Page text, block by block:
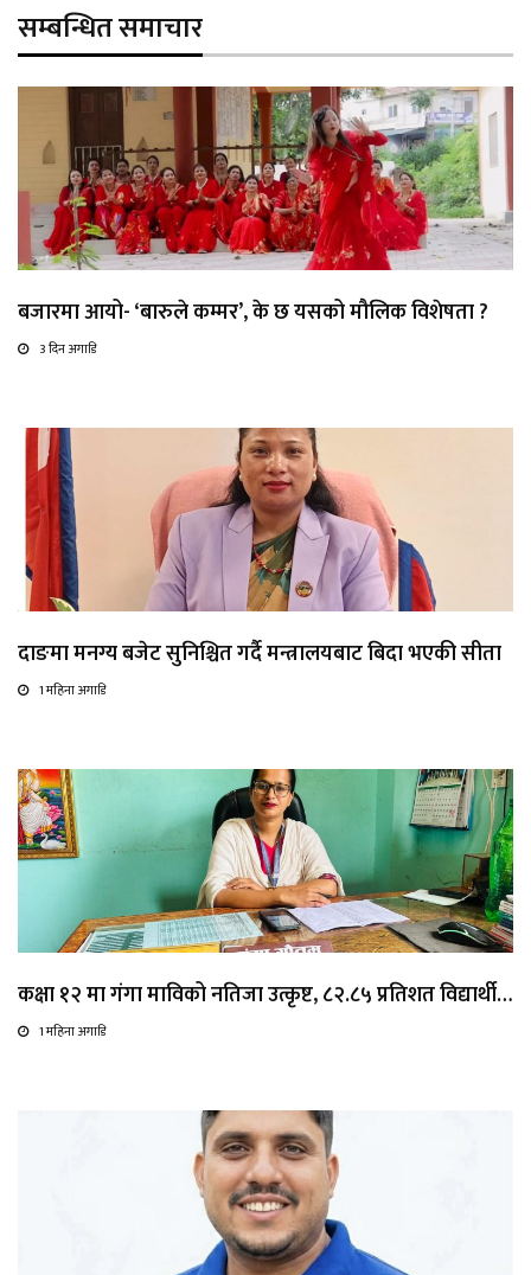
सम्बन्धित समाचार
बजारमा आयो- ‘बारुले कम्मर’, के छ यसको मौलिक विशेषता ?
3 दिन अगाडि
दाङमा मनग्य बजेट सुनिश्चित गर्दै मन्त्रालयबाट बिदा भएकी सीता
1 महिना अगाडि
कक्षा १२ मा गंगा माविको नतिजा उत्कृष्ट, ८२.८५ प्रतिशत विद्यार्थी…
1 महिना अगाडि